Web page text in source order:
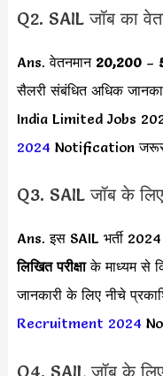
Q2. SAIL जॉब का
Ans. वेतनमान 20,200 –
सैलरी संबंधित अधिक
India Limited Jobs
2024 Notification
Q3. SAIL जॉब के
Ans. इस SAIL भर्ती 2024
लिखित परीक्षाके माध्यम से
जानकारी के लिए नीचे
Recruitment 2024
Q4. SAIL जॉब के